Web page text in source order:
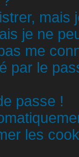
mais
je ne
me
par le
passe !
les